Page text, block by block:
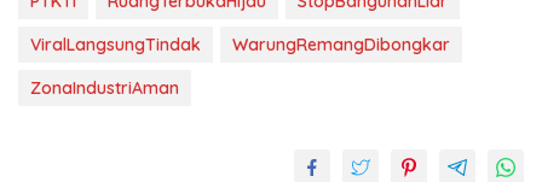
ViralLangsungTindak
WarungRemangDibongkar
ZonaIndustriAman